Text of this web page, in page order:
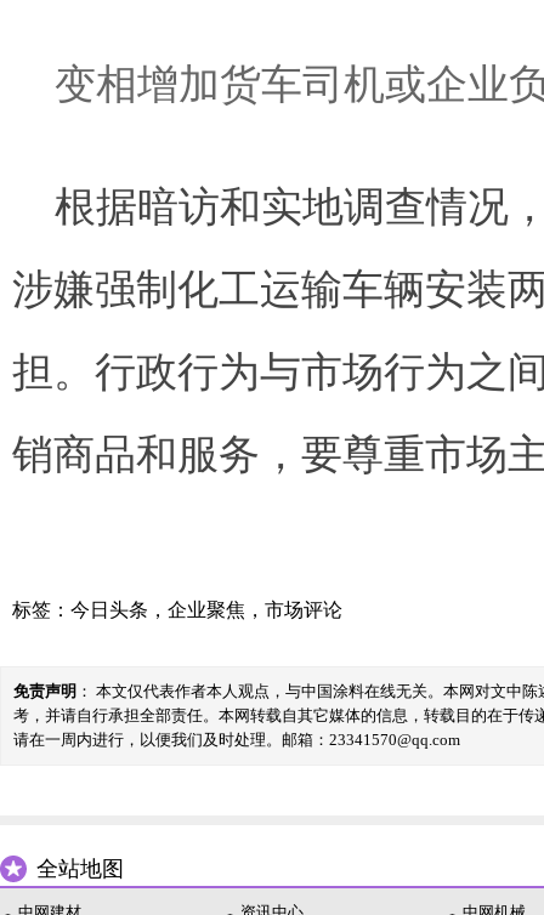
变相增加货车司机或企业
根据暗访和实地调查情况
涉嫌强制化工运输车辆安装
担。行政行为与市场行为之
销商品和服务，要尊重市场
标签： 今日头条 ， 企业聚焦 ， 市场评论
免责声明 ： 本文仅代表作者本人观点，与中国涂料在线无关。本网对文中
考，并请自行承担全部责任。本网转载自其它媒体的信息，转载目的在于
请在一周内进行，以便我们及时处理。邮箱：23341570@qq.com
全站地图